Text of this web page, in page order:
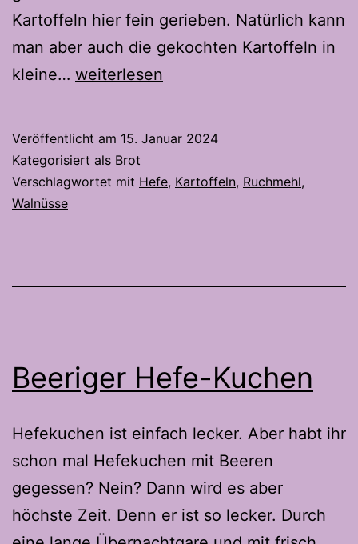
Kartoffeln hier fein gerieben. Natürlich kann
man aber auch die gekochten Kartoffeln in
kleine… Härdöpfel
(Kartoffel
Walnuss
weiterlesen
Veröffentlicht am 15. Januar 2024
Kategorisiert als Brot
Verschlagwortet mit Hefe, Kartoffeln, Ruchmehl,
Walnüsse
Beeriger Hefe-Kuchen
Hefekuchen ist einfach lecker. Aber habt ihr
schon mal Hefekuchen mit Beeren
gegessen? Nein? Dann wird es aber
höchste Zeit. Denn er ist so lecker. Durch